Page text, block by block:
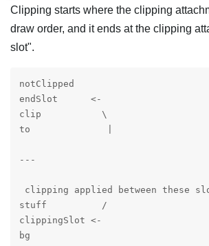
Clipping starts where the clipping
draw order, and it ends at the clipping
slot".
notClipped
endSlot      <-
clip           \
to              |
---
clipping applied between these
stuff          /
clippingSlot <-